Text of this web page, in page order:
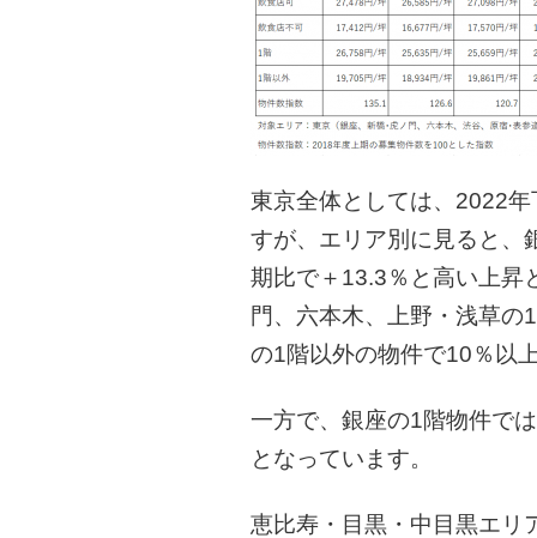
東京全体としては、2022
すが、エリア別に見ると、
期比で＋13.3％と高い上昇
門、六本木、上野・浅草の
の1階以外の物件で10％以
一方で、銀座の1階物件で
となっています。
恵比寿・目黒・中目黒エリ